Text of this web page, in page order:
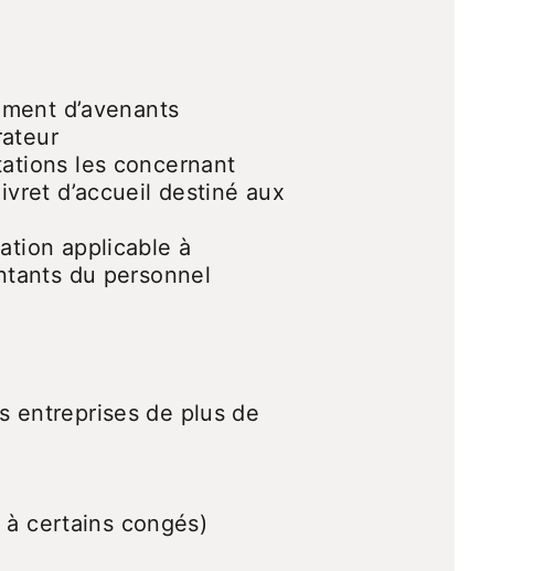
d’avenants
les concernant
d’accueil destiné aux
applicable à
du personnel
entreprises de plus de
certains congés)